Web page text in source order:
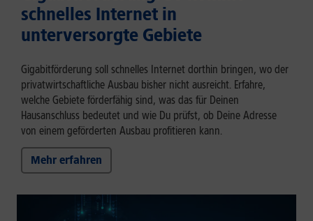
schnelles Internet in
unterversorgte Gebiete
Gigabitförderung soll schnelles Internet dorthin bringen, wo der
privatwirtschaftliche Ausbau bisher nicht ausreicht. Erfahre,
welche Gebiete förderfähig sind, was das für Deinen
Hausanschluss bedeutet und wie Du prüfst, ob Deine Adresse
von einem geförderten Ausbau profitieren kann.
Mehr erfahren